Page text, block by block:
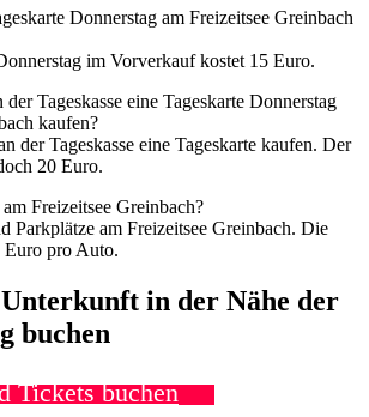
Donnerstag am Freizeitsee Greinbach
im Vorverkauf kostet 15 Euro.
Tageskasse eine Tageskarte Donnerstag
kaufen?
der Tageskasse eine Tageskarte kaufen. Der
20 Euro.
Freizeitsee Greinbach?
Parkplätze am Freizeitsee Greinbach. Die
Euro pro Auto.
in der Nähe der
buchen
Tickets buchen